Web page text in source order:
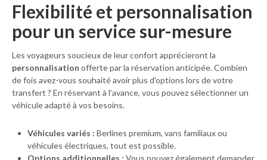
Flexibilité et personnalisation
pour un service sur-mesure
Les voyageurs soucieux de leur confort apprécieront la
personnalisation offerte par la réservation anticipée. Combien
de fois avez-vous souhaité avoir plus d’options lors de votre
transfert ? En réservant à l’avance, vous pouvez sélectionner un
véhicule adapté à vos besoins.
Véhicules variés : Berlines premium, vans familiaux ou
véhicules électriques, tout est possible.
Options additionnelles : Vous pouvez également demander